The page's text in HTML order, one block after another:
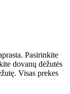
Pasirinkite
dovanų dėžutės
Visas prekes